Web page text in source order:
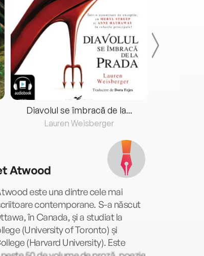
Diavolul se îmbracă de la...
Lauren Weisberger
Atwood
este una dintre cele mai
contemporane. S-a născut
în Canada, și a studiat la
(University of Toronto) și
(Harvard University). Este